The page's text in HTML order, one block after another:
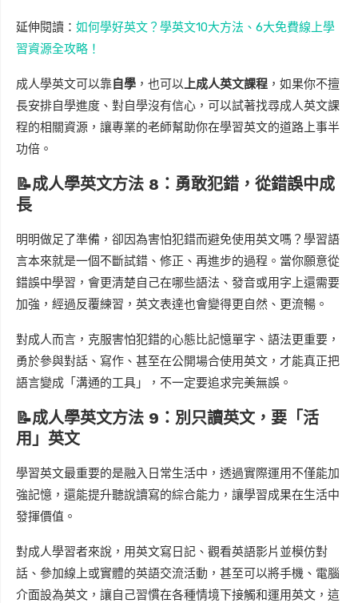
延伸閱讀： 如何學好英文？學英文10大方法、6大免費線上學
習資源全攻略！
成人學英文可以靠自學 ，也可以上成人英文課程 ，如果你不擅
長安排自學進度、對自學沒有信心，可以試著找尋成人英文課
程的相關資源，讓專業的老師幫助你在學習英文的道路上事半
功倍。
📝成人學英文方法 8：勇敢犯錯，從錯誤中成
長
明明做足了準備，卻因為害怕犯錯而避免使用英文嗎？學習語
言本來就是一個不斷試錯、修正、再進步的過程。當你願意從
錯誤中學習，會更清楚自己在哪些語法、發音或用字上還需要
加強，經過反覆練習，英文表達也會變得更自然、更流暢。
對成人而言，克服害怕犯錯的心態比記憶單字、語法更重要，
勇於參與對話、寫作、甚至在公開場合使用英文，才能真正把
語言變成「溝通的工具」，不一定要追求完美無誤。
📝成人學英文方法 9：別只讀英文，要「活
用」英文
學習英文最重要的是融入日常生活中，透過實際運用不僅能加
強記憶，還能提升聽說讀寫的綜合能力，讓學習成果在生活中
發揮價值。
對成人學習者來說，用英文寫日記、觀看英語影片並模仿對
話、參加線上或實體的英語交流活動，甚至可以將手機、電腦
介面設為英文，讓自己習慣在各種情境下接觸和運用英文，這